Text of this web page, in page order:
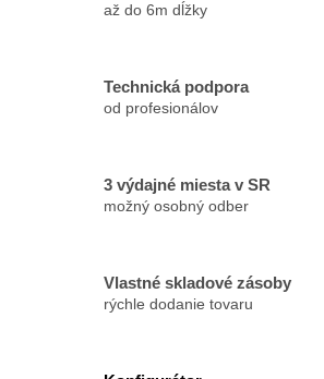
až do 6m dĺžky
Technická podpora
od profesionálov
3 výdajné miesta v SR
možný osobný odber
Vlastné skladové zásoby
rýchle dodanie tovaru